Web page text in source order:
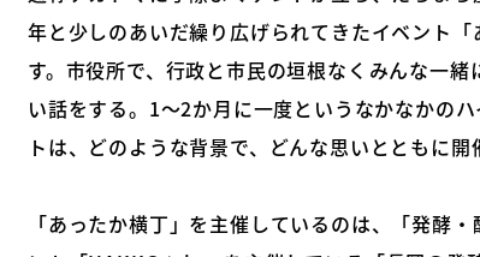
年と少しのあいだ繰り広げられてきたイベント
す。市役所で、行政と市民の垣根なくみんな一
い話をする。1〜2か月に一度というなかなかの
トは、どのような背景で、どんな思いとともに
「あったか横丁」を主催しているのは、「発酵